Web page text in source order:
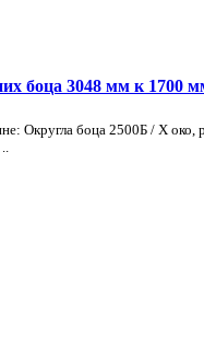
боца 3048 мм к 1700
Округла боца 2500Б / Х